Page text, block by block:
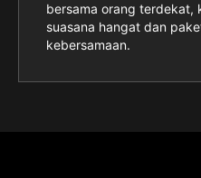
bersama orang terdekat,
suasana hangat dan
kebersamaan.